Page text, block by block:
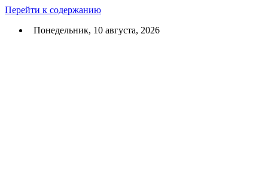
Перейти к содержанию
Понедельник, 10 августа, 2026